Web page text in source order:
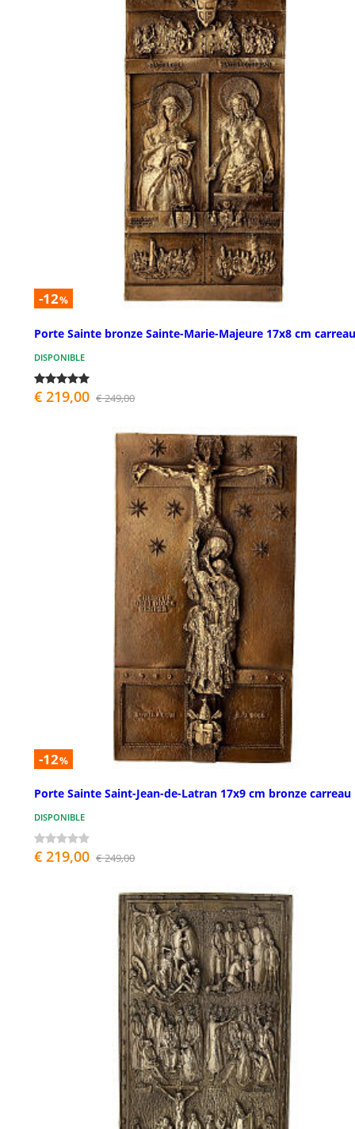
-12%
Porte Sainte bronze Sainte-Marie-Majeure 17x8 cm carreau
DISPONIBLE
€ 219,00 € 249,00
-12%
Porte Sainte Saint-Jean-de-Latran 17x9 cm bronze carreau
DISPONIBLE
€ 219,00 € 249,00